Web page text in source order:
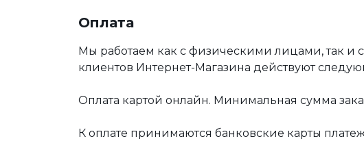
Оплата
Мы работаем как с физическими лицами, так
клиентов Интернет-Магазина действуют
Оплата картой онлайн. Минимальная сумма
К оплате принимаются банковские карты